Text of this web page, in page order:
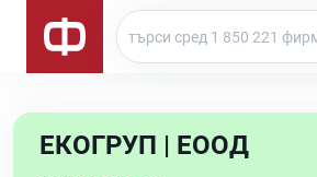
ЕКОГРУП | ЕООД